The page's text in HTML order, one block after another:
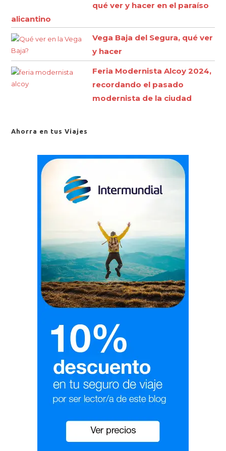
qué ver y hacer en el paraíso
alicantino
Vega Baja del Segura, qué ver
y hacer
Feria Modernista Alcoy 2024,
recordando el pasado
modernista de la ciudad
Ahorra en tus Viajes